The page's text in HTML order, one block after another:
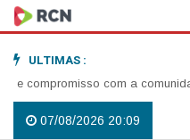
ULTIMAS :
com a comunidade
07/08/2026 20:09